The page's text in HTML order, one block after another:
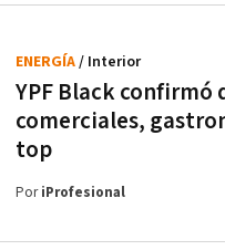
YPF Black confirmó
comerciales,
top
ENERGÍA/ Interior
PoriProfesional